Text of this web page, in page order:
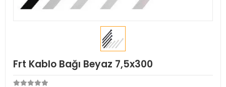
Frt Kablo Bağı Beyaz 7,5x300